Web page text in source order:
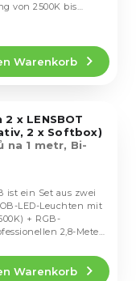
Warenkorb
von 2500K bis
x LENSBOT
2 x Softbox)
na 1 metr, Bi-
Warenkorb
ist ein Set aus zwei
LED-Leuchten mit
+ RGB-
2,8-Meter-